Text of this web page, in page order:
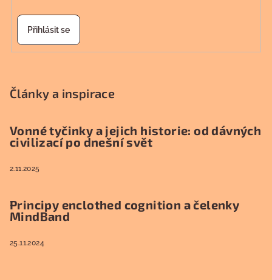
Přihlásit se
Články a inspirace
Vonné tyčinky a jejich historie: od dávných
civilizací po dnešní svět
2.11.2025
Principy enclothed cognition a čelenky
MindBand
25.11.2024